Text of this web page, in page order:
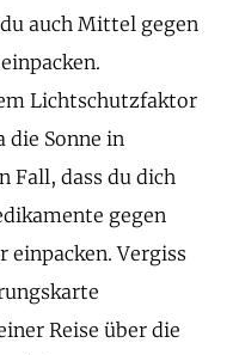
auch Mittel gegen
Lichtschutzfaktor
die Sonne in
Fall, dass du dich
gegen
einpacken. Vergiss
Reise über die